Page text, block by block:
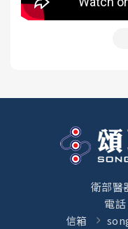
衛部醫
電話
信箱